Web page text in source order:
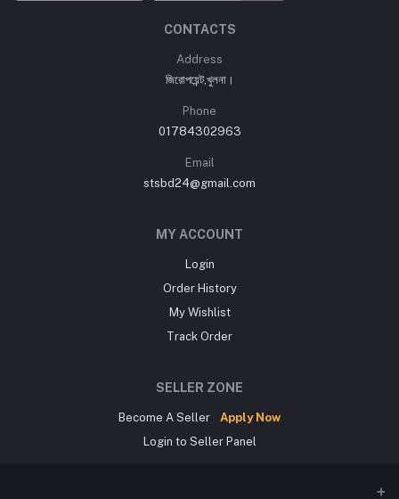
CONTACTS
Address
জিরোপয়েন্ট,খুলনা।
Phone
01784302963
Email
stsbd24@gmail.com
MY ACCOUNT
Login
Order History
My Wishlist
Track Order
SELLER ZONE
Become A Seller
Apply Now
Login to Seller Panel